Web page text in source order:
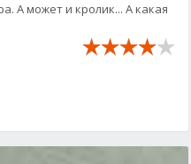
А может и кролик... А какая